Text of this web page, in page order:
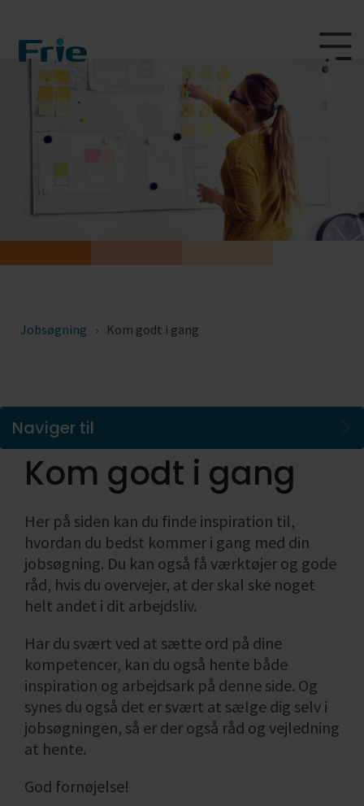
Jobsøgning Kom godt i gang
Naviger til
Kom godt i gang
Her på siden kan du finde inspiration til,
hvordan du bedst kommer i gang med din
jobsøgning. Du kan også få værktøjer og gode
råd, hvis du overvejer, at der skal ske noget
helt andet i dit arbejdsliv.
Har du svært ved at sætte ord på dine
kompetencer, kan du også hente både
inspiration og arbejdsark på denne side. Og
synes du også det er svært at sælge dig selv i
jobsøgningen, så er der også råd og vejledning
at hente.
God fornøjelse!